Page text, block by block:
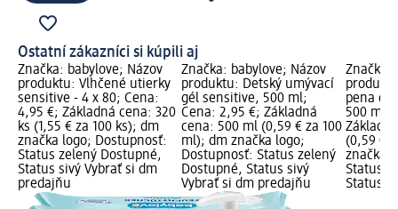
Ostatní zákazníci si kúpili aj
Značka: babylove; Názov
produktu: Vlhčené utierky
sensitive - 4 x 80; Cena:
4,95 €; Základná cena: 320
ks (1,55 € za 100 ks); dm
značka logo; Dostupnosť:
Status zelený Dostupné,
Status sivý Vybrať si dm
predajňu
Značka: babylove; Názov
produktu: Detský umývací
gél sensitive, 500 ml;
Cena: 2,95 €; Základná
cena: 500 ml (0,59 € za 100
ml); dm značka logo;
Dostupnosť: Status zelený
Dostupné, Status sivý
Vybrať si dm predajňu
Značka:
pena do
500 ml;
(0,59 €
značka
Status
Status